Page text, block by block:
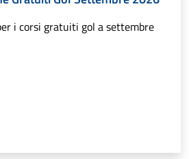
i corsi gratuiti gol a settembre